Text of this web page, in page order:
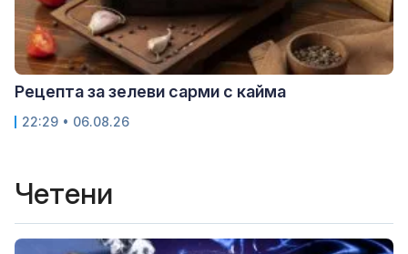
Рецепта за зелеви сарми с кайма
22:29 • 06.08.26
Четени